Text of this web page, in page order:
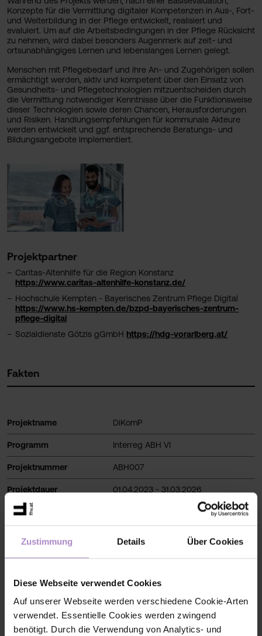
Zustimmung Details Über Cookies
Diese Webseite verwendet Cookies
Auf unserer Webseite werden verschiedene Cookie-Arten
verwendet. Essentielle Cookies werden zwingend
benötigt. Durch die Verwendung von Analytics- und
Konzepte für die Vermittlung digitaler Kompetenzen in Aus-, Fort-
und Weiterbildung in der Pflege entwickelt, realisiert und
evaluiert. Um auf die Arbeitsbedingungen in der Pflege Rücksicht
zu nehmen, wird dabei besonders Augenmerk auf zeit- und
ortsunabhängiges Lernen und lebenslanges Lernen gelegt.
Menschen mit Pflegebedarf und ihre An- und Zugehörigen sollen
ermächtigt werden, aktiv und kompetent über den Einsatz von
Gesundheits- und Pflegetechnologien mitzuentscheiden durch
die Vermittlung notwendiger Kenntnisse über die Funktionsweise
dieser Technologien sowie deren Chancen, Herausforderungen
und Risiken. Handlungsempfehlungen für kommunale Akteure
werden entwickelt und ggf. entsprechende Beratungs- und
Bildungsangebote implementiert.
Projektpartner
Caritas-Altenhilfe für die Region Konstanz
https://www.caritas-altenhilfe-konstanz.de/
Hochschule Kempten - Bayerisches Zentrum Pflege Digital
https://www.hs-kempten.de/bzpd-bayerisches-zentrum-
pflege-digital
Sozialdienste Götzis gGmbH https://hdg-vorarlberg.at/
Fakten
Projektname DiKomP
Programm Interreg ABH VI
Projektnummer ABH007
Projektdauer 01.04.2023 - 31.03.2026
Projektbudget ges.
Projektwebsite https://dikomp.fhv.at/
Kontakt